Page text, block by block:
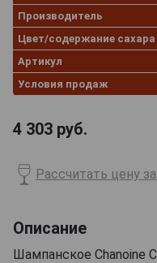
Производитель
Цвет/содержание сахара
Артикул
Условия продаж
4 303 руб.
Рассчитать цену
Описание
Шампанское Chanoine